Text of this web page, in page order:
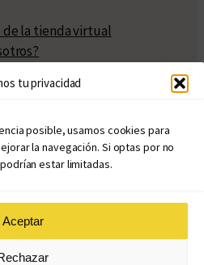
tu privacidad
posible, usamos cookies para
la navegación. Si optas por no
estar limitadas.
Aceptar
de la tienda virtual